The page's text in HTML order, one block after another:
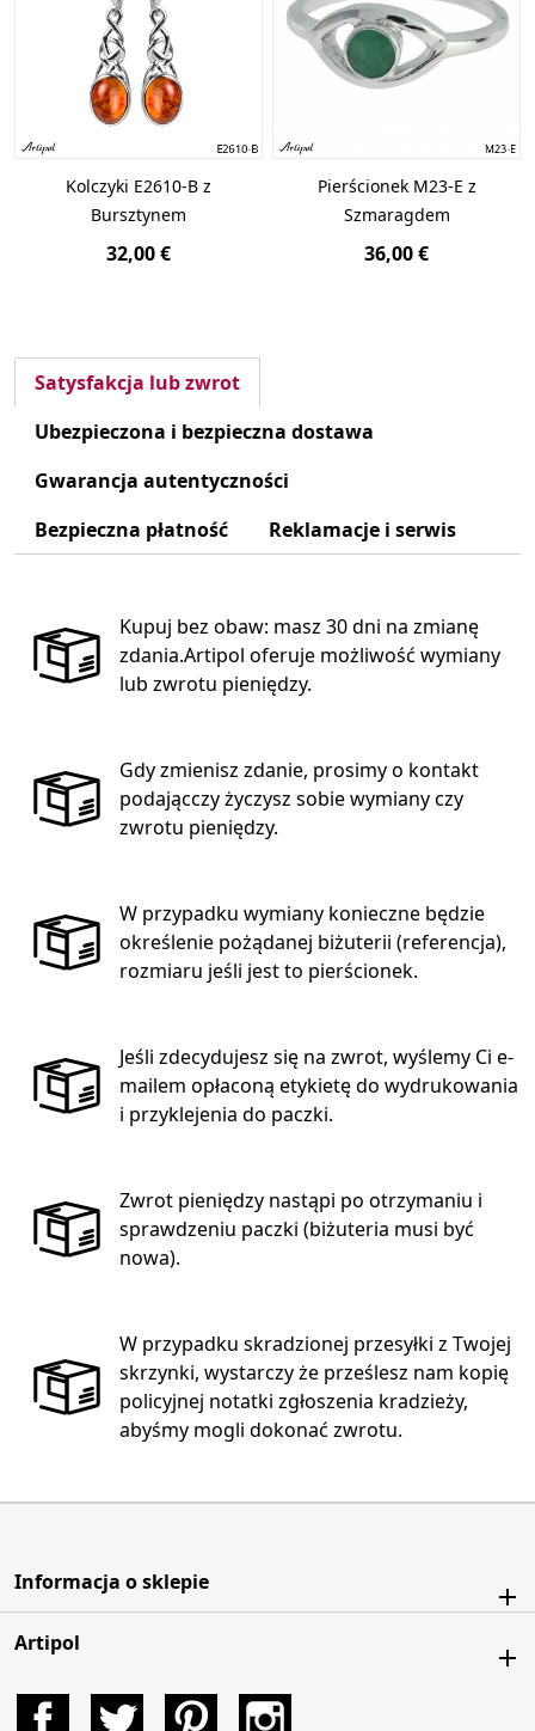
Kolczyki E2610-B z
Bursztynem
32,00 €
Pierścionek M23-E z
Szmaragdem
36,00 €
Satysfakcja lub zwrot
Ubezpieczona i bezpieczna dostawa
Gwarancja autentyczności
Bezpieczna płatność
Reklamacje i serwis
Kupuj bez obaw: masz 30 dni na zmianę
zdania.Artipol oferuje możliwość wymiany
lub zwrotu pieniędzy.
Gdy zmienisz zdanie, prosimy o kontakt
podającczy życzysz sobie wymiany czy
zwrotu pieniędzy.
W przypadku wymiany konieczne będzie
określenie pożądanej biżuterii (referencja),
rozmiaru jeśli jest to pierścionek.
Jeśli zdecydujesz się na zwrot, wyślemy Ci e-
mailem opłaconą etykietę do wydrukowania
i przyklejenia do paczki.
Zwrot pieniędzy nastąpi po otrzymaniu i
sprawdzeniu paczki (biżuteria musi być
nowa).
W przypadku skradzionej przesyłki z Twojej
skrzynki, wystarczy że prześlesz nam kopię
policyjnej notatki zgłoszenia kradzieży,
abyśmy mogli dokonać zwrotu.
Informacja o sklepie
Artipol
Facebook Twitter Pinterest